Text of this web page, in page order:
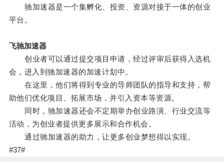
驰加速器是一个集孵化、投资、资源对接于一体的创业
平台。
飞驰加速器
创业者可以通过提交项目申请，经过评审后获得入选机
会，进入到驰加速器的加速计划中。
在这里，他们将得到专业的导师团队的指导和支持，帮
助他们优化项目、拓展市场，并引入资本等资源。
同时，驰加速器还会不定期举办创业路演、行业交流等
活动，为创业者提供更多展示和合作机会。
通过驰加速器的助力，让更多创业梦想得以实现。
#37#